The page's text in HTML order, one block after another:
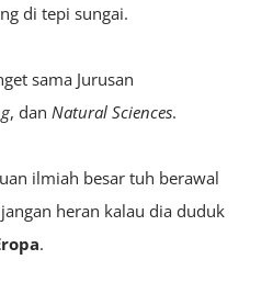
di tepi sungai.
sama Jurusan
, dan Natural Sciences.
ilmiah besar tuh berawal
heran kalau dia duduk
.